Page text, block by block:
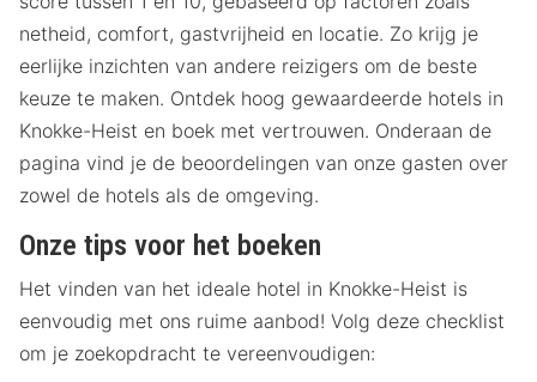
netheid, comfort, gastvrijheid en locatie. Zo krijg je
eerlijke inzichten van andere reizigers om de beste
keuze te maken. Ontdek hoog gewaardeerde hotels in
Knokke-Heist en boek met vertrouwen. Onderaan de
pagina vind je de beoordelingen van onze gasten over
zowel de hotels als de omgeving.
Onze tips voor het boeken
Het vinden van het ideale hotel in Knokke-Heist is
eenvoudig met ons ruime aanbod! Volg deze checklist
om je zoekopdracht te vereenvoudigen: